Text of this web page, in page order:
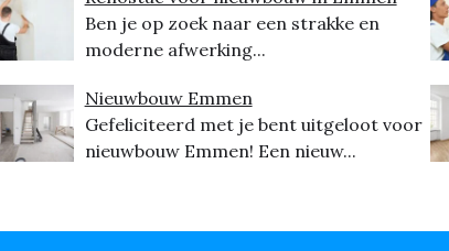
Ben je op zoek naar een strakke en
moderne afwerking...
Nieuwbouw Emmen
Gefeliciteerd met je bent uitgeloot voor
nieuwbouw Emmen! Een nieuw...